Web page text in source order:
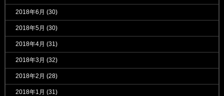
2018年6月 (30)
2018年5月 (30)
2018年4月 (31)
2018年3月 (32)
2018年2月 (28)
2018年1月 (31)